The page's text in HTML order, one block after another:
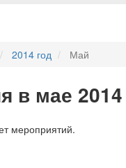
2014 год Май
в мае
мероприятий.